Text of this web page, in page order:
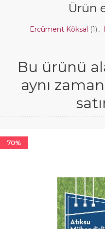
Ürün
Ercüment Köksal (1) ,
Bu ürünü
aynı
70%